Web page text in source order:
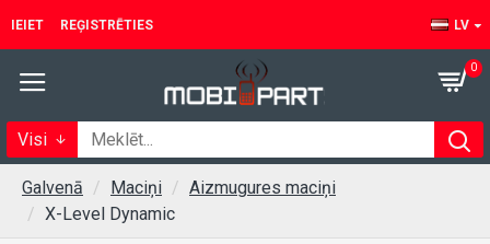
IEIET REĢISTRĒTIES LV
0
Visi
Galvenā Maciņi
Aizmugures maciņi
X-Level Dynamic